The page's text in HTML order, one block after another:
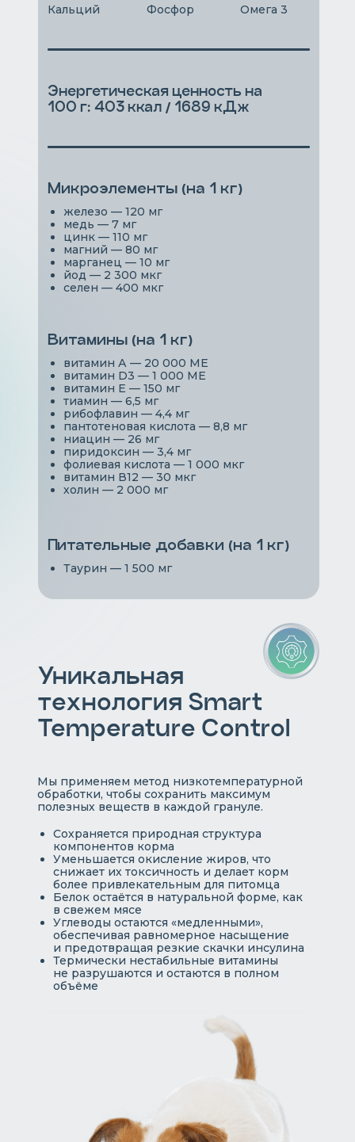
Кальций Фосфор Омега 3
Энергетическая ценность на
100 г: 403 ккал / 1689 кДж
Микроэлементы (на 1 кг)
железо — 120 мг
медь — 7 мг
цинк — 110 мг
магний — 80 мг
марганец — 10 мг
йод — 2 300 мкг
селен — 400 мкг
Витамины (на 1 кг)
витамин А — 20 000 МЕ
витамин D3 — 1 000 МЕ
витамин Е — 150 мг
тиамин — 6,5 мг
рибофлавин — 4,4 мг
пантотеновая кислота — 8,8 мг
ниацин — 26 мг
пиридоксин — 3,4 мг
фолиевая кислота — 1 000 мкг
витамин В12 — 30 мкг
холин — 2 000 мг
Питательные добавки (на 1 кг)
Таурин — 1 500 мг
Уникальная
технология Smart
Temperature Control
Мы применяем метод низкотемпературной
обработки, чтобы сохранить максимум
полезных веществ в каждой грануле.
Сохраняется природная структура
компонентов корма
Уменьшается окисление жиров, что
снижает их токсичность и делает корм
более привлекательным для питомца
Белок остаётся в натуральной форме, как
в свежем мясе
Углеводы остаются «медленными»,
обеспечивая равномерное насыщение
и предотвращая резкие скачки инсулина
Термически нестабильные витамины
не разрушаются и остаются в полном
объёме